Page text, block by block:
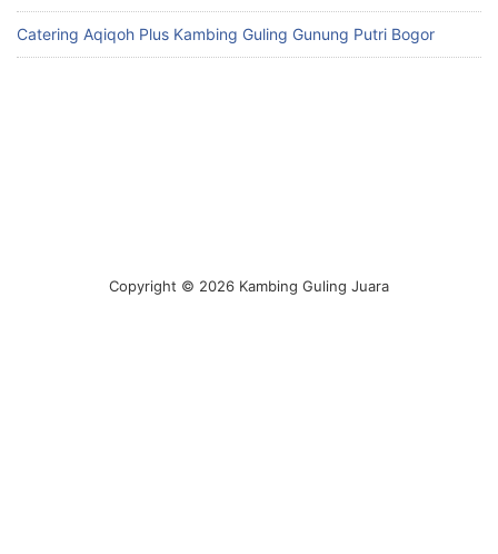
Catering Aqiqoh Plus Kambing Guling Gunung Putri Bogor
Copyright © 2026 Kambing Guling Juara